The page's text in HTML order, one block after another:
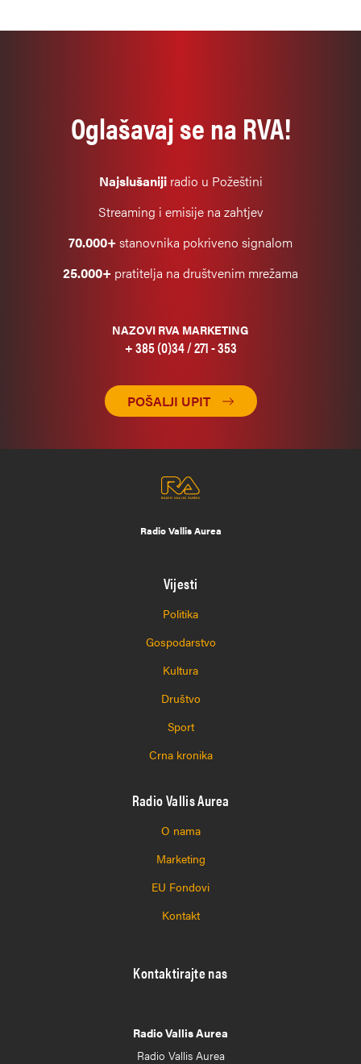
Oglašavaj se na RVA!
Najslušanijiradio u Požeštini
Streaming i emisije na zahtjev
70.000+stanovnika pokriveno signalom
25.000+ pratitelja na društvenim mrežama
NAZOVI RVA MARKETING
+ 385 (0)34 / 271 - 353
POŠALJI UPIT
Radio Vallis Aurea
Vijesti
Politika
Gospodarstvo
Kultura
Društvo
Sport
Crna kronika
Radio Vallis Aurea
O nama
Marketing
EU Fondovi
Kontakt
Kontaktirajte nas
Radio Vallis Aurea
Radio Vallis Aurea